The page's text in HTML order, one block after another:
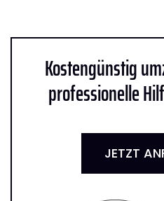
Kostengünstig
professionelle
JETZT